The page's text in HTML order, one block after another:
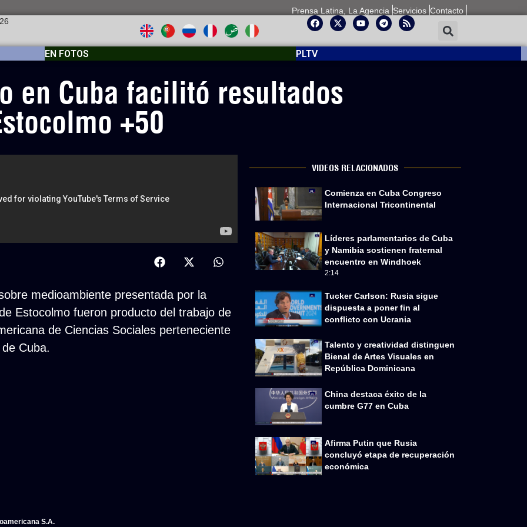
Prensa Latina, La Agencia Servicios Contacto
EN FOTOS PLTV
en Cuba facilitó resultados
+50
medioambiente presentada por la
Estocolmo fueron producto del trabajo de
de Ciencias Sociales perteneciente
Cuba.
VIDEOS RELACIONADOS
Comienza en Cuba Congreso
Internacional Tricontinental
Líderes parlamentarios de Cuba
y Namibia sostienen fraternal
encuentro en Windhoek
2:14
Tucker Carlson: Rusia sigue
dispuesta a poner fin al
conflicto con Ucrania
Talento y creatividad distinguen
Bienal de Artes Visuales en
República Dominicana
China destaca éxito de la
cumbre G77 en Cuba
Afirma Putin que Rusia
concluyó etapa de recuperación
económica
S.A.